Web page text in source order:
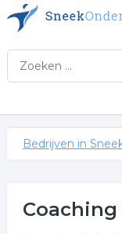
Bedrijven in